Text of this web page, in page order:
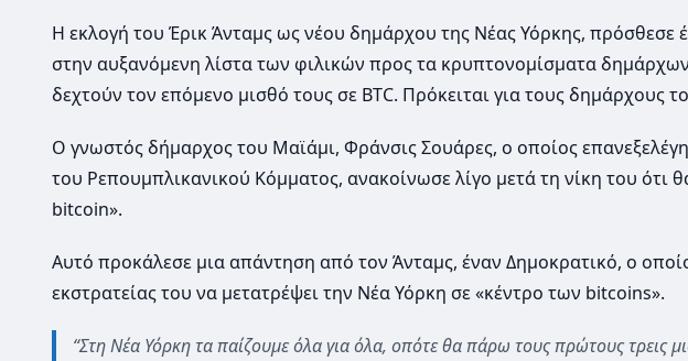
Η εκλογή του Έρικ Άνταμς ως νέου δημάρχου της Νέας Υόρκης,
στην αυξανόμενη λίστα των φιλικών προς τα κρυπτονομίσματα
δεχτούν τον επόμενο μισθό τους σε BTC. Πρόκειται για τους δημάρχους
Ο γνωστός δήμαρχος του Μαϊάμι, Φράνσις Σουάρες, ο οποίος
του Ρεπουμπλικανικού Κόμματος, ανακοίνωσε λίγο μετά τη νίκη του ότι
bitcoin».
Αυτό προκάλεσε μια απάντηση από τον Άνταμς, έναν Δημοκρατικό, ο
εκστρατείας του να μετατρέψει την Νέα Υόρκη σε «κέντρο των bitcoins».
“Στη Νέα Υόρκη τα παίζουμε όλα για όλα, οπότε θα πάρω τους πρώτους τρεις